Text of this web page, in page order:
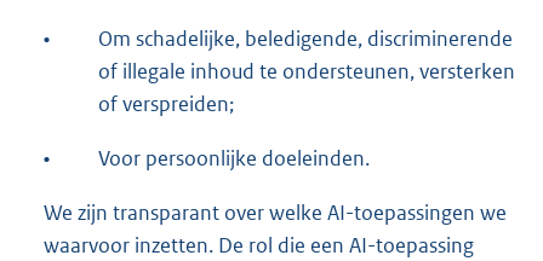
•
Om schadelijke, beledigende, discriminerende
of illegale inhoud te ondersteunen, versterken
of verspreiden;
• Voor persoonlijke doeleinden.
We zijn transparant over welke AI-toepassingen we
waarvoor inzetten. De rol die een AI-toepassing